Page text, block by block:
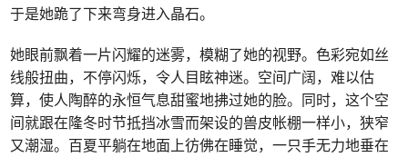
于是她跪了下来弯身进入晶石。
她眼前飘着一片闪耀的迷雾，模糊了她的视野。色彩宛如丝
线般扭曲，不停闪烁，令人目眩神迷。空间广阔，难以估
算，使人陶醉的永恒气息甜蜜地拂过她的脸。同时，这个空
间就跟在隆冬时节抵挡冰雪而架设的兽皮帐棚一样小，狭窄
又潮湿。百夏平躺在地面上彷佛在睡觉，一只手无力地垂在